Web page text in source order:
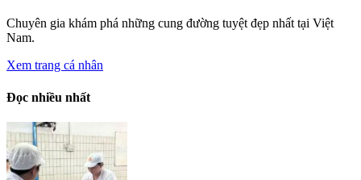
Chuyên gia khám phá những cung đường tuyệt đẹp nhất tại Việt
Nam.
Xem trang cá nhân
Đọc nhiều nhất